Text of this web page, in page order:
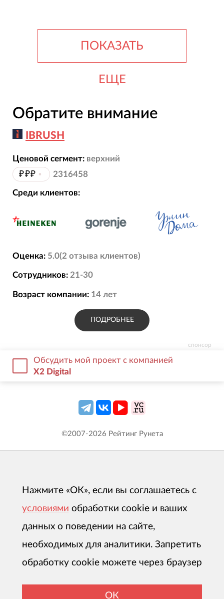
ПОКАЗАТЬ
ЕЩЕ
спонсор
Обратите внимание
IBRUSH
Ценовой сегмент: верхний
₽₽₽ • 2316458
Среди клиентов:
Оценка: 5.0(2 отзыва клиентов)
Сотрудников: 21-30
Возраст компании: 14 лет
ПОДРОБНЕЕ
Обсудить мой проект с компанией
X2 Digital
©2007-2026 Рейтинг Рунета
Нажмите «ОК», если вы соглашаетесь с
условиями обработки cookie и ваших
данных о поведении на сайте,
необходимых для аналитики. Запретить
обработку cookie можете через браузер
ОК